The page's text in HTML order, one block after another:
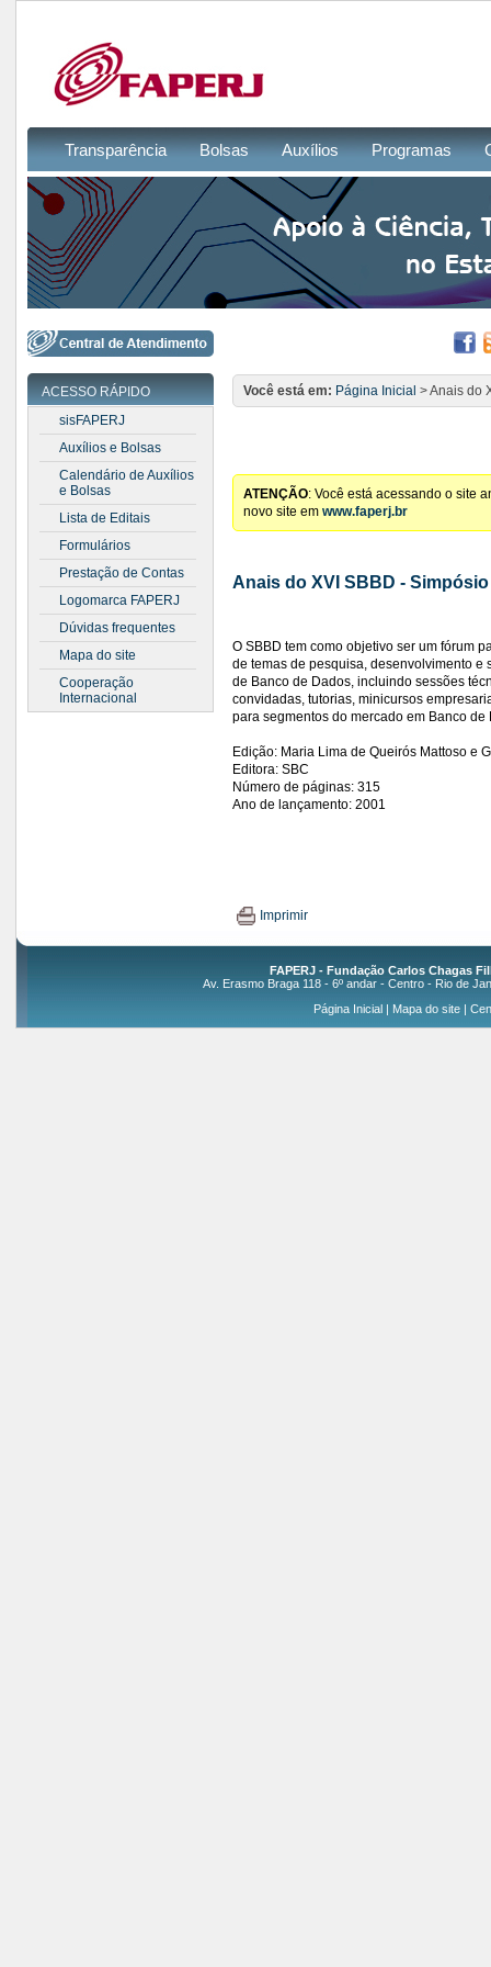
Transparência Bolsas Auxílios Programas
ACESSO RÁPIDO
sisFAPERJ
Auxílios e Bolsas
Calendário de Auxílios
e Bolsas
Lista de Editais
Formulários
Prestação de Contas
Logomarca FAPERJ
Dúvidas frequentes
Mapa do site
Cooperação
Internacional
Você está em: Página Inicial > Anais do
ATENÇÃO: Você está acessando o site
novo site em www.faperj.br
Anais do XVI SBBD -
O SBBD tem como objetivo ser um fórum
de temas de pesquisa, desenvolvimento e
de Banco de Dados, incluindo sessões
convidadas, tutorias, minicursos
para segmentos do mercado em Banco de
Edição: Maria Lima de Queirós Mattoso e
Editora: SBC
Número de páginas: 315
Ano de lançamento: 2001
Imprimir
FAPERJ - Fundação Carlos Chagas
Av. Erasmo Braga 118 - 6º andar - Centro - Rio de
Página Inicial| Mapa do site|